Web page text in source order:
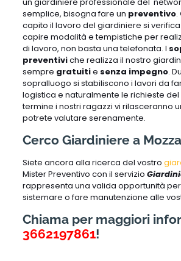
semplice, bisogna fare un preventivo.
capito il lavoro del giardiniere si
capire modalità e tempistiche per
di lavoro, non basta una telefonata. I
preventiviche realizza il nostro
sempre gratuitie senza impegno.
sopralluogo si stabiliscono i lavori da
logistica e naturalmente le richieste del
termine i nostri ragazzi vi rilasceranno
potrete valutare serenamente.
Cerco Giardiniere a
Siete ancora alla ricerca del vostro
Mister Preventivo con il servizio
rappresenta una valida opportunità
sistemare o fare manutenzione alle
Chiama per maggiori
3662197861!